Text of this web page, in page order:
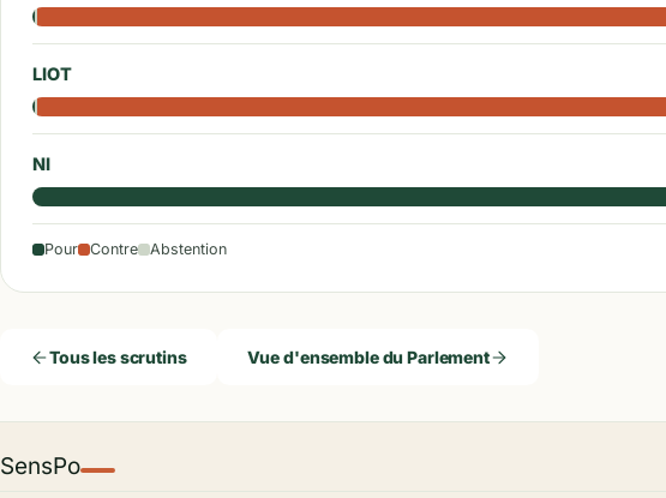
LIOT
NI
Pour Contre Abstention
Tous les scrutins Vue d'ensemble du Parlement
SensPo